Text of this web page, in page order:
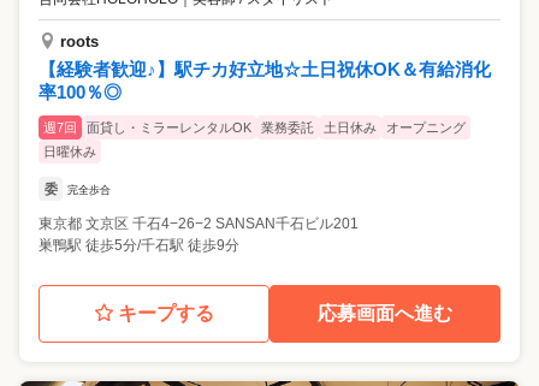
roots
【経験者歓迎♪】駅チカ好立地☆土日祝休OK＆有給消化
率100％◎
週7回 面貸し・ミラーレンタルOK 業務委託 土日休み
オープニング
日曜休み
委 完全歩合
東京都 文京区 千石4−26−2 SANSAN千石ビル201
巣鴨駅 徒歩5分/千石駅 徒歩9分
キープする 応募画面へ進む